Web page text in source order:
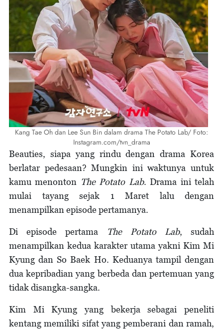
Kang Tae Oh dan Lee Sun Bin dalam drama The Potato Lab/ Foto:
Instagram.com/tvn_drama
Beauties, siapa yang rindu dengan drama Korea
berlatar pedesaan? Mungkin ini waktunya untuk
kamu menonton The Potato Lab. Drama ini telah
mulai tayang sejak 1 Maret lalu dengan
menampilkan episode pertamanya.
Di episode pertama The Potato Lab, sudah
menampilkan kedua karakter utama yakni Kim Mi
Kyung dan So Baek Ho. Keduanya tampil dengan
dua kepribadian yang berbeda dan pertemuan yang
tidak disangka-sangka.
Kim Mi Kyung yang bekerja sebagai peneliti
kentang memiliki sifat yang pemberani dan ramah,